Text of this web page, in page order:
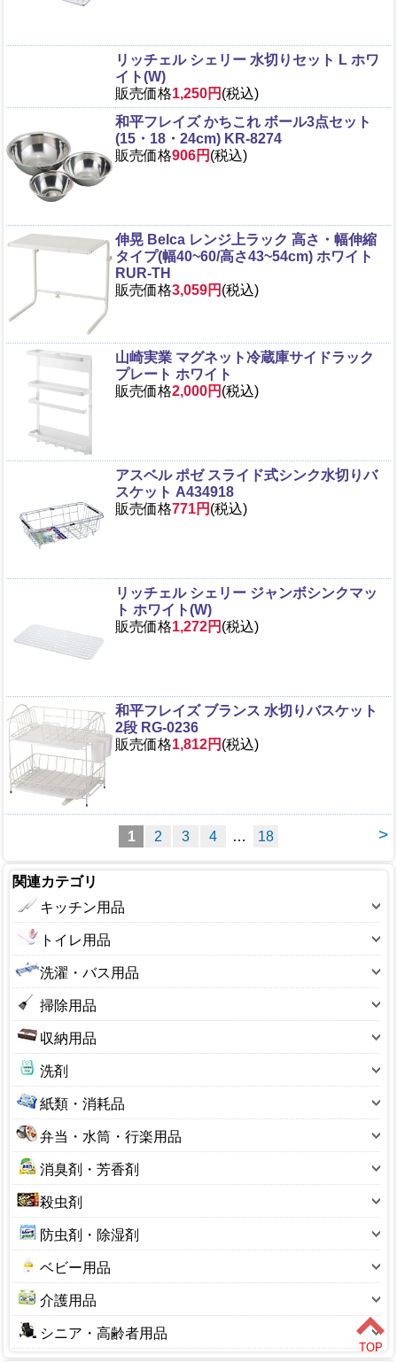
リッチェル シェリー 水切りセット L ホワ
イト(W)
販売価格1,250円 (税込)
和平フレイズ かちこれ ボール3点セット
(15・18・24cm) KR-8274
販売価格906円 (税込)
伸晃 Belca レンジ上ラック 高さ・幅伸縮
タイプ(幅40~60/高さ43~54cm) ホワイト
RUR-TH
販売価格3,059円 (税込)
山崎実業 マグネット冷蔵庫サイドラック
プレート ホワイト
販売価格2,000円 (税込)
アスベル ポゼ スライド式シンク水切りバ
スケット A434918
販売価格771円 (税込)
リッチェル シェリー ジャンボシンクマッ
ト ホワイト(W)
販売価格1,272円 (税込)
和平フレイズ ブランス 水切りバスケット
2段 RG-0236
販売価格1,812円 (税込)
>
1 2 3 4 … 18
関連カテゴリ
キッチン用品
調理器具
キッチン収納
流し用品
ゴミ袋・ポリ袋
食器・箸・スプーン
食品保存・ラップ・ホイル
台所消耗品
卓上・保存用品
その他
トイレ用品
トイレ清掃用品
トイレマット・カバー
トイレスリッパ
トイレラック
ペーパーホルダー
ポータブルトイレ
おまる・シビン
その他
洗濯・バス用品
タオル
洗濯用品
浴室清掃
浴用収納
浴用用品
掃除用品
ごみ箱
雑巾、ハンドモップ
モップ
ガラスワイパー
チリトリ
デッキブラシ
バケツ
ブーツ(掃除用)
フローリングワイパー
ワックス
粘着クリーナー
ハタキ
収納用品
圧縮袋・収納袋
エアコンカバー
たんす、押入れシート
洗剤
洗剤-トイレ用
洗剤-パイプ用
洗剤-バス用
洗剤-業務用
洗剤-住居用
洗剤-洗濯槽用
洗剤-洗濯用
洗剤-窓・ガラス用
洗剤-台所用
洗剤-墓用
その他
紙類・消耗品
ティッシュペーパー
トイレットペーパー
ウェットティッシュ
キッチンペーパー
てんぷら紙、油こし紙
フィルターペーパー
お茶パック
カイロ
弁当・水筒・行楽用品
弁当箱
水筒・ボトル
ランチジャー
行楽用品
弁当小物
その他
消臭剤・芳香剤
消臭剤(スプレー)
消臭剤(トイレ用)
消臭剤(バラ)
消臭剤(乾燥用)
消臭剤(居間用)
消臭剤(人形用)
消臭剤(布用)
殺虫剤
蚊取り線香・蚊よけ
殺虫剤(アリ用)
殺虫剤(ゴキブリ用)
殺虫剤(ダニ用)
殺虫剤(ネズミ用)
殺虫剤(ハエ･蚊･コバエ用)
防虫剤・除湿剤
除湿剤
防虫剤
ベビー用品
ベビーおむつ
ベビーミルク・粉ミルク
ベビーフード・飲料
介護用品
介護用食品
腰掛便座
シニア・高齢者用品